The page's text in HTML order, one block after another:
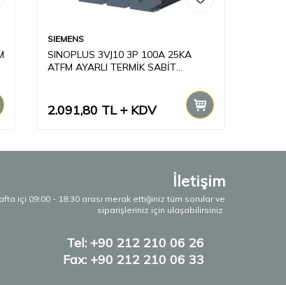
SIEMENS
SINOPLUS 3VJ10 3P 100A 25KA
ATFM AYARLI TERMİK SABİT
2.091,80 TL KDV
İletişim
içi 09:00 - 18:30 arası merak ettiğiniz tüm sorular ve
siparişleriniz için ulaşabilirsiniz.
Tel: +90 212 210 06 26
Fax: +90 212 210 06 33